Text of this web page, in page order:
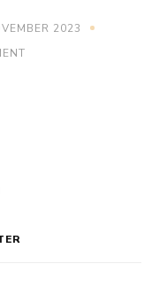
2023
ON